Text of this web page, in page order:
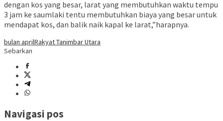
dengan kos yang besar, larat yang membutuhkan waktu tempu
3 jam ke saumlaki tentu membutuhkan biaya yang besar untuk
mendapat kos, dan balik naik kapal ke larat,”harapnya.
bulan aprilRakyat Tanimbar Utara
Sebarkan
Navigasi pos